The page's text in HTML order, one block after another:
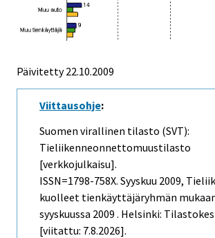
Päivitetty22.10.2009
Viittausohje:
Suomen virallinen tilasto (SVT):
Tieliikenneonnettomuustilasto
[verkkojulkaisu].
ISSN=1798-758X. Syyskuu 2009,
kuolleet tienkäyttäjäryhmän
syyskuussa 2009 . Helsinki:
[viitattu: 7.8.2026].